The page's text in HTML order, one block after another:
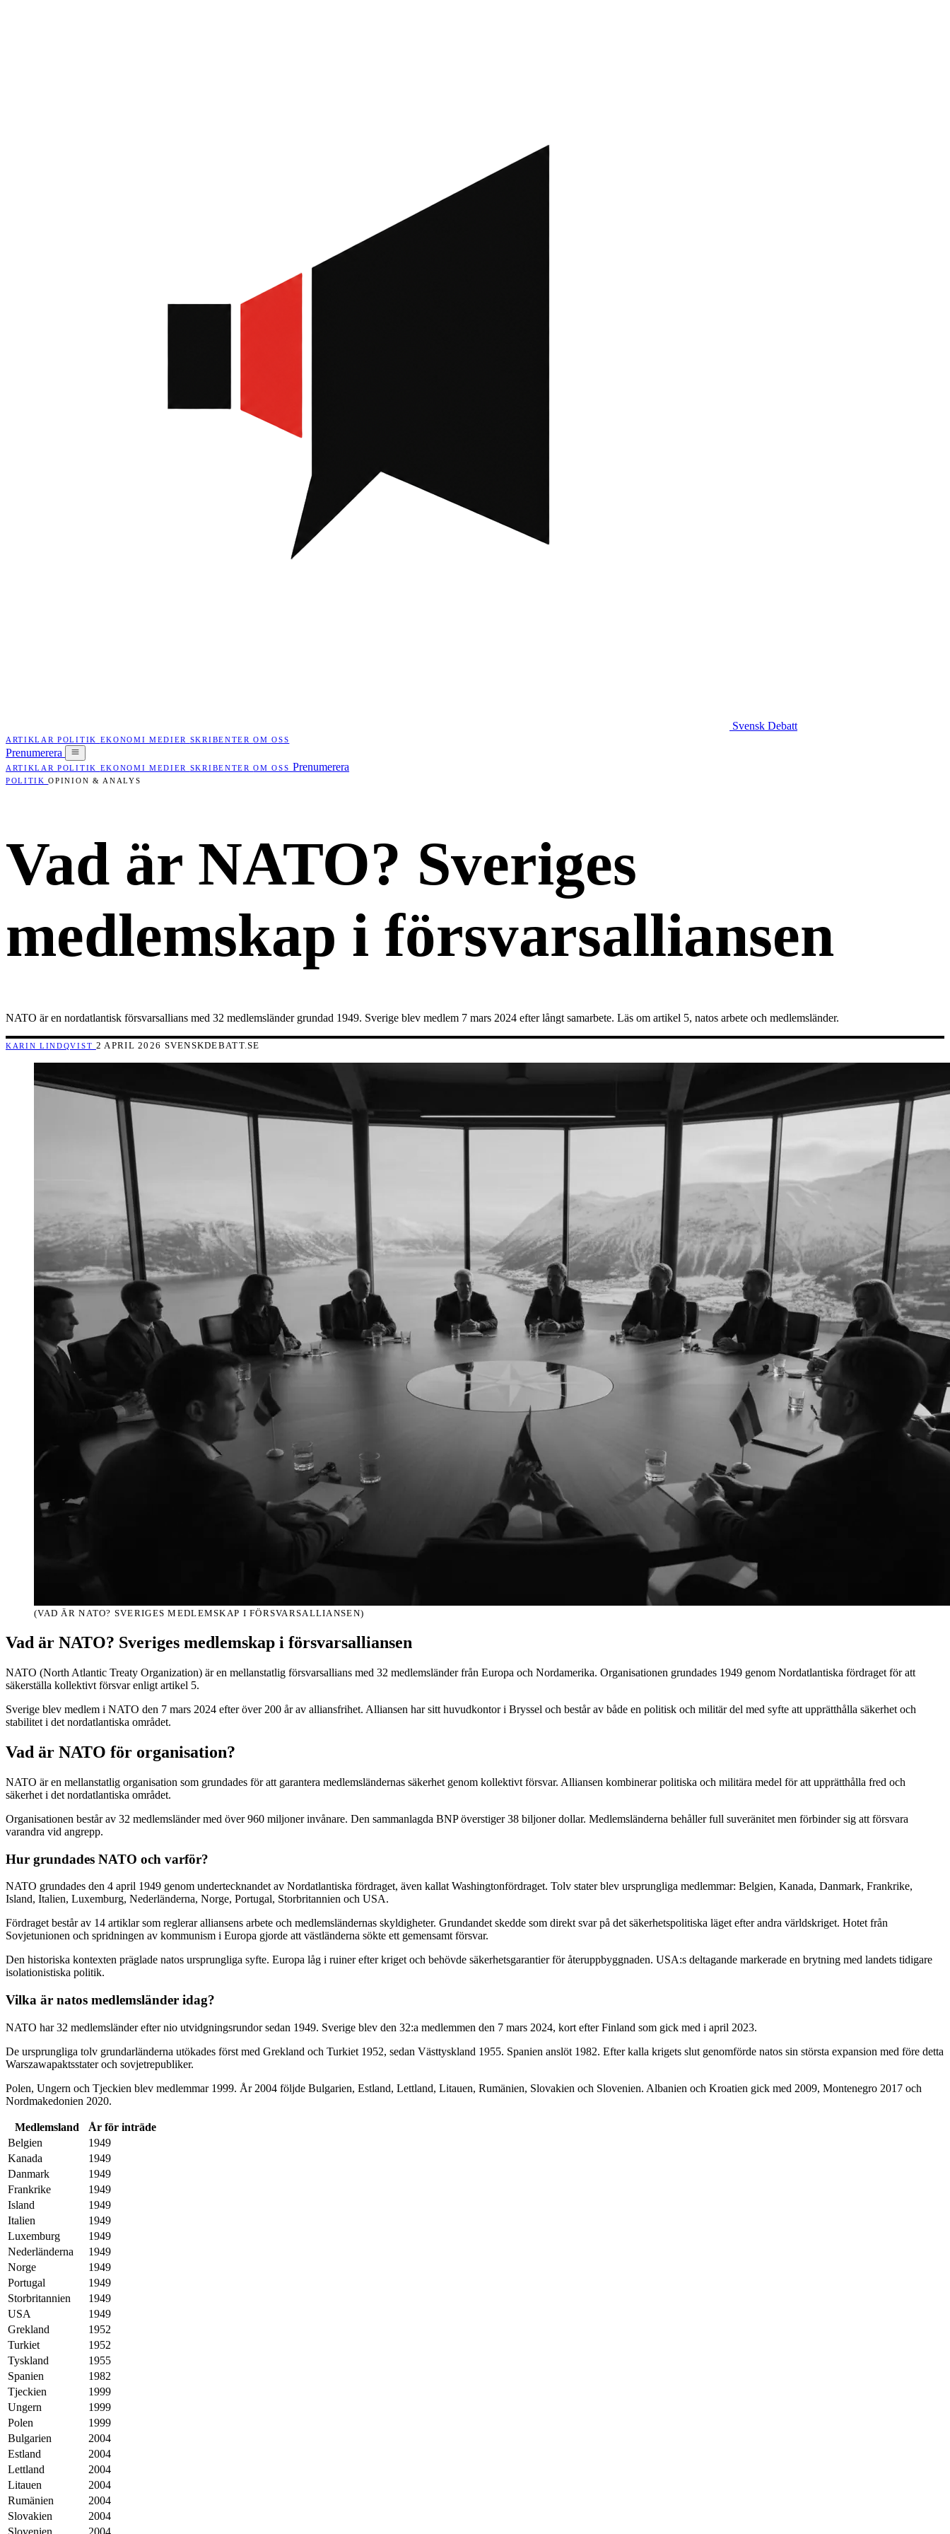
Svensk Debatt
ARTIKLARPOLITIK EKONOMIMEDIER SKRIBENTEROM OSS
Prenumerera
ARTIKLARPOLITIK EKONOMIMEDIER SKRIBENTEROM OSS Prenumerera
POLITIKOPINION & ANALYS
Vad är NATO? Sveriges
medlemskap i försvarsalliansen
NATO är en nordatlantisk försvarsallians med 32 medlemsländer grundad 1949. Sverige blev medlem 7 mars 2024 efter långt samarbete. Läs om artikel 5, natos arbete och medlemsländer.
KARIN LINDQVIST 2 APRIL 2026 SVENSKDEBATT.SE
(VAD ÄR NATO? SVERIGES MEDLEMSKAP I FÖRSVARSALLIANSEN)
Vad är NATO? Sveriges medlemskap i försvarsalliansen
NATO (North Atlantic Treaty Organization) är en mellanstatlig försvarsallians med 32 medlemsländer från Europa och Nordamerika. Organisationen grundades 1949 genom Nordatlantiska fördraget för att
säkerställa kollektivt försvar enligt artikel 5.
Sverige blev medlem i NATO den 7 mars 2024 efter över 200 år av alliansfrihet. Alliansen har sitt huvudkontor i Bryssel och består av både en politisk och militär del med syfte att upprätthålla säkerhet och
stabilitet i det nordatlantiska området.
Vad är NATO för organisation?
NATO är en mellanstatlig organisation som grundades för att garantera medlemsländernas säkerhet genom kollektivt försvar. Alliansen kombinerar politiska och militära medel för att upprätthålla fred och
säkerhet i det nordatlantiska området.
Organisationen består av 32 medlemsländer med över 960 miljoner invånare. Den sammanlagda BNP överstiger 38 biljoner dollar. Medlemsländerna behåller full suveränitet men förbinder sig att försvara
varandra vid angrepp.
Hur grundades NATO och varför?
NATO grundades den 4 april 1949 genom undertecknandet av Nordatlantiska fördraget, även kallat Washingtonfördraget. Tolv stater blev ursprungliga medlemmar: Belgien, Kanada, Danmark, Frankrike,
Island, Italien, Luxemburg, Nederländerna, Norge, Portugal, Storbritannien och USA.
Fördraget består av 14 artiklar som reglerar alliansens arbete och medlemsländernas skyldigheter. Grundandet skedde som direkt svar på det säkerhetspolitiska läget efter andra världskriget. Hotet från
Sovjetunionen och spridningen av kommunism i Europa gjorde att västländerna sökte ett gemensamt försvar.
Den historiska kontexten präglade natos ursprungliga syfte. Europa låg i ruiner efter kriget och behövde säkerhetsgarantier för återuppbyggnaden. USA:s deltagande markerade en brytning med landets tidigare
isolationistiska politik.
Vilka är natos medlemsländer idag?
NATO har 32 medlemsländer efter nio utvidgningsrundor sedan 1949. Sverige blev den 32:a medlemmen den 7 mars 2024, kort efter Finland som gick med i april 2023.
De ursprungliga tolv grundarländerna utökades först med Grekland och Turkiet 1952, sedan Västtyskland 1955. Spanien anslöt 1982. Efter kalla krigets slut genomförde natos sin största expansion med före detta
Warszawapaktsstater och sovjetrepubliker.
Polen, Ungern och Tjeckien blev medlemmar 1999. År 2004 följde Bulgarien, Estland, Lettland, Litauen, Rumänien, Slovakien och Slovenien. Albanien och Kroatien gick med 2009, Montenegro 2017 och
Nordmakedonien 2020.
Medlemsland
År för inträde
Belgien
1949
Kanada
1949
Danmark
1949
Frankrike
1949
Island
1949
Italien
1949
Luxemburg
1949
Nederländerna
1949
Norge
1949
Portugal
1949
Storbritannien
1949
USA
1949
Grekland
1952
Turkiet
1952
Tyskland
1955
Spanien
1982
Tjeckien
1999
Ungern
1999
Polen
1999
Bulgarien
2004
Estland
2004
Lettland
2004
Litauen
2004
Rumänien
2004
Slovakien
2004
Slovenien
2004